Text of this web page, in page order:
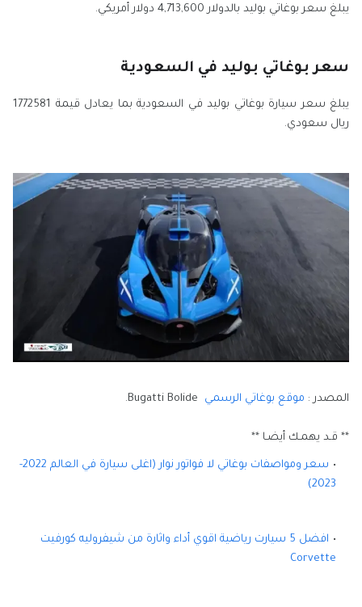
يبلغ سعر بوغاتي بوليد بالدولار 4,713,600 دولار أمريكي.
سعر بوغاتي بوليد في السعودية
يبلغ سعر سيارة بوغاتي بوليد في السعودية بما يعادل قيمة 1772581
ريال سعودي.
المصدر : موقع بوغاتي الرسمي
** قـد يهمـك أيضـا **
سعر ومواصفات بوغاتي لا فواتور نوار (اغلى سيارة في العالم 2022-
2023)
افضل 5 سيارت رياضية اقوي أداء واثارة من شيفروليه كورفيت
Corvette